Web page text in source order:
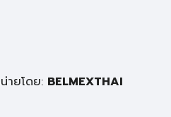
ายโดย: BELMEXTHAI